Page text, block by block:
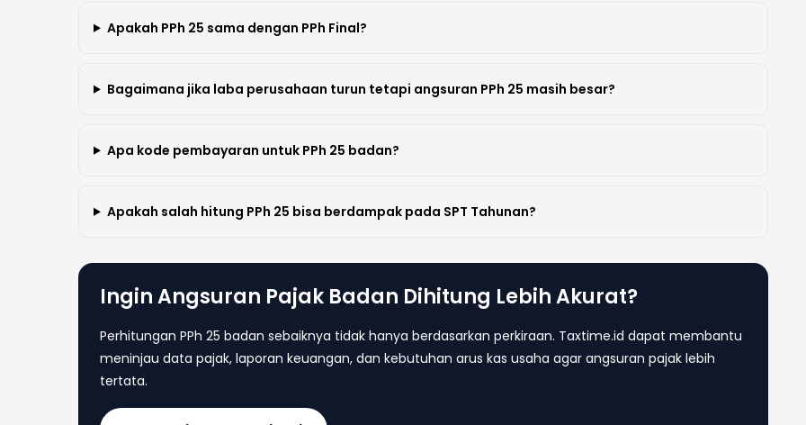
Apakah PPh 25 sama dengan PPh Final?
Bagaimana jika laba perusahaan turun tetapi angsuran PPh 25 masih besar?
Apa kode pembayaran untuk PPh 25 badan?
Apakah salah hitung PPh 25 bisa berdampak pada SPT Tahunan?
Ingin Angsuran Pajak Badan Dihitung Lebih Akurat?
Perhitungan PPh 25 badan sebaiknya tidak hanya berdasarkan perkiraan. Taxtime.id dapat membantu
meninjau data pajak, laporan keuangan, dan kebutuhan arus kas usaha agar angsuran pajak lebih
tertata.